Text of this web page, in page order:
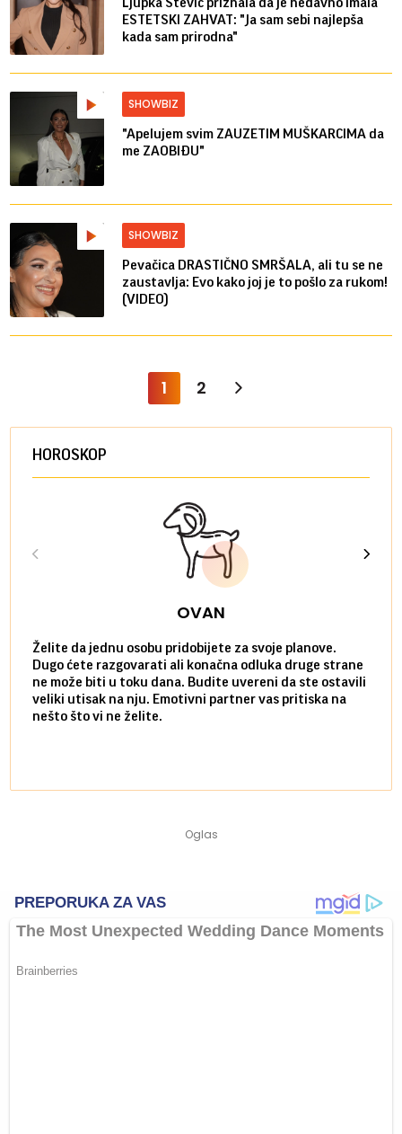
ESTETSKI ZAHVAT: "Ja sam sebi najlepša
kada sam prirodna"
SHOWBIZ
"Apelujem svim ZAUZETIM MUŠKARCIMA da
me ZAOBIĐU"
SHOWBIZ
Pevačica DRASTIČNO SMRŠALA, ali tu se ne
zaustavlja: Evo kako joj je to pošlo za rukom!
(VIDEO)
1 2
HOROSKOP
OVAN
Želite da jednu osobu pridobijete za svoje planove.
Dugo ćete razgovarati ali konačna odluka druge strane
ne može biti u toku dana. Budite uvereni da ste ostavili
veliki utisak na nju. Emotivni partner vas pritiska na
nešto što vi ne želite.